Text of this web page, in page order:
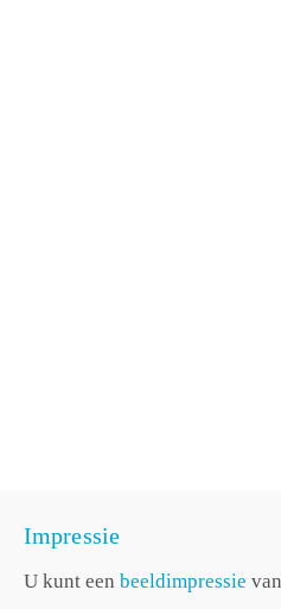
Impressie
U kunt een beeldimpressie